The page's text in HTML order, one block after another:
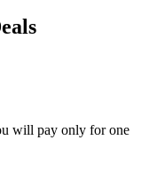
will pay only for one